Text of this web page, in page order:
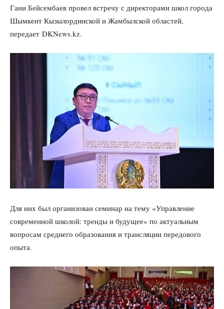
Гани Бейсембаев провел встречу с директорами школ города
Шымкент Кызылординской и Жамбылской областей,
передает DKNews.kz.
Для них был организован семинар на тему «Управление
современной школой: тренды и будущее» по актуальным
вопросам среднего образования и трансляции передового
опыта.